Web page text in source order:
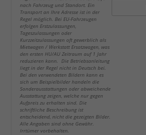
nach Fahrzeug und Standort. Ein
Transport an Ihre Adresse ist in der
Regel möglich. Bei EU-Fahrzeugen
erfolgen Erstzulassungen,
Tageszulassungen oder
Kurzzeitzulassungen oft gewerblich als
Mietwagen / Werkstatt Ersatzwagen, was
den ersten HU/AU Zeitraum auf 1 Jahr
reduzieren kann. Die Betriebsanleitung
liegt in der Regel nicht in Deutsch bei.
Bei den verwendeten Bildern kann es
sich um Beispielbilder handeln die
Sonderausstattungen oder abweichende
Ausstattung zeigen, welche nur gegen
Aufpreis zu erhalten sind. Die
schriftliche Beschreibung ist
entscheidend, nicht die gezeigten Bilder.
Alle Angaben sind ohne Gewähr.
Irrtümer vorbehalten.